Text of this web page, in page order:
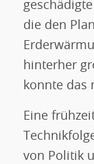
die den
hinterher
konnte das
Eine
von Politik